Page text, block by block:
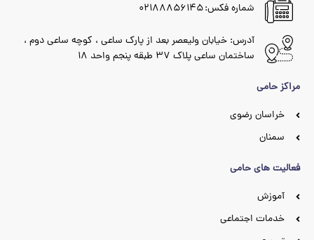
شماره فکس: ۰۲۱۸۸۸۵۶۱۴۵
آدرس: خیابان ولیعصر بعد از پارک ساعی ، کوچه ساعی دوم ،
ساختمان ساعی پلاک ۳۷ طبقه پنجم واحد ۱۸
مراکز حامی
خراسان رضوی
سمنان
فعالیت های حامی
آموزش
خدمات اجتماعی